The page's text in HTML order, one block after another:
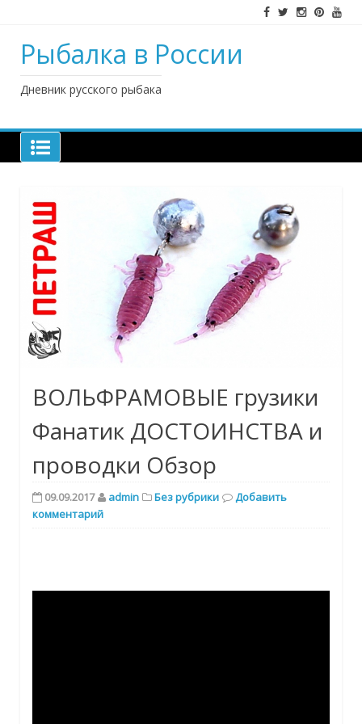
Рыбалка в России
Дневник русского рыбака
ВОЛЬФРАМОВЫЕ грузики
Фанатик ДОСТОИНСТВА и
проводки Обзор
09.09.2017 admin Без рубрики
Добавить
комментарий